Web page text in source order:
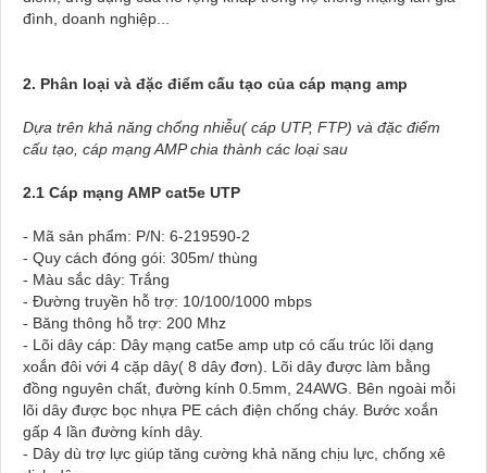
đình, doanh nghiệp...
2. Phân loại và đặc điểm cấu tạo của cáp mạng amp
Dựa trên khả năng chống nhiễu( cáp UTP, FTP) và đặc điểm
cấu tạo, cáp mạng AMP chia thành các loại sau
2.1 Cáp mạng AMP cat5e UTP
- Mã sản phẩm: P/N: 6-219590-2
- Quy cách đóng gói: 305m/ thùng
- Màu sắc dây: Trắng
- Đường truyền hỗ trợ: 10/100/1000 mbps
- Băng thông hỗ trợ: 200 Mhz
- Lõi dây cáp: Dây mạng cat5e amp utp có cấu trúc lõi dạng
xoắn đôi với 4 cặp dây( 8 dây đơn). Lõi dây được làm bằng
đồng nguyên chất, đường kính 0.5mm, 24AWG. Bên ngoài mỗi
lõi dây được bọc nhựa PE cách điện chống cháy. Bước xoắn
gấp 4 lần đường kính dây.
- Dây dù trợ lực giúp tăng cường khả năng chịu lực, chống xê